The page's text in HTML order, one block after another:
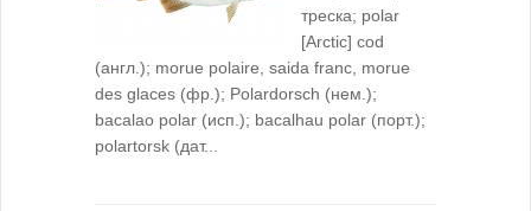
треска; polar
[Arctic] cod
(англ.); morue polaire, saida franc, morue
des glaces (фр.); Polardorsch (нем.);
bacalao polar (исп.); bacalhau polar (порт.);
polartorsk (дат...